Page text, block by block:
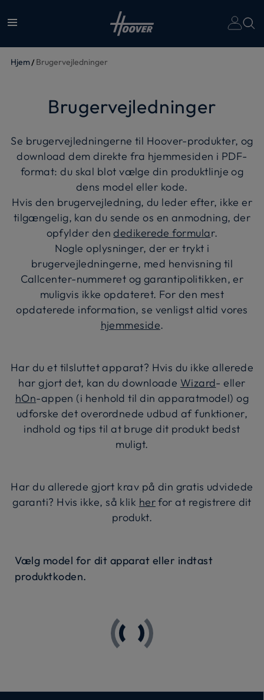
Hjem Brugervejledninger
Brugervejledninger
Se brugervejledningerne til Hoover-produkter, og
download dem direkte fra hjemmesiden i PDF-
format: du skal blot vælge din produktlinje og
dens model eller kode.
Hvis den brugervejledning, du leder efter, ikke er
tilgængelig, kan du sende os en anmodning, der
opfylder dendedikerede formular.
Nogle oplysninger, der er trykt i
brugervejledningerne, med henvisning til
Callcenter-nummeret og garantipolitikken, er
muligvis ikke opdateret. For den mest
opdaterede information, se venligst altid vores
hjemmeside.
Har du et tilsluttet apparat? Hvis du ikke allerede
har gjort det, kan du downloade Wizard- eller
hOn-appen (i henhold til din apparatmodel) og
udforske det overordnede udbud af funktioner,
indhold og tips til at bruge dit produkt bedst
muligt.
Har du allerede gjort krav på din gratis udvidede
garanti? Hvis ikke, så klik herfor at registrere dit
produkt.
Vælg model for dit apparat eller indtast
produktkoden.